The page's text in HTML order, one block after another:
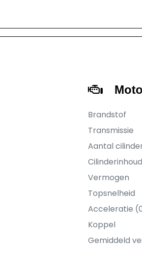
Brandstof
Transmissie
Aantal
Cilinderinhoud
Vermogen
Topsnelheid
Acceleratie
Koppel
Gemiddeld